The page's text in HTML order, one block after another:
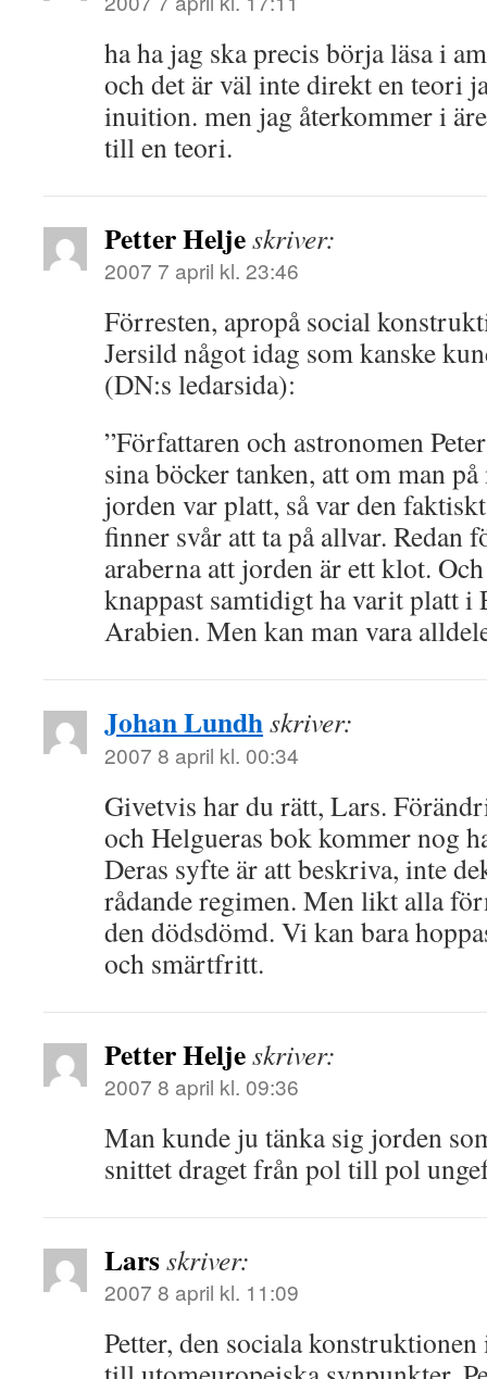
ha ha jag ska precis börja läsa i
och det är väl inte direkt en teori
inuition. men jag återkommer i
till en teori.
Petter Heljeskriver:
2007 7 april kl. 23:46
Förresten, apropå social
Jersild något idag som kanske
(DN:s ledarsida):
”Författaren och astronomen
sina böcker tanken, att om man
jorden var platt, så var den
finner svår att ta på allvar. Redan
araberna att jorden är ett klot.
knappast samtidigt ha varit platt i
Arabien. Men kan man vara
Johan Lundhskriver:
2007 8 april kl. 00:34
Givetvis har du rätt, Lars.
och Helgueras bok kommer nog
Deras syfte är att beskriva, inte
rådande regimen. Men likt alla
den dödsdömd. Vi kan bara
och smärtfritt.
Petter Heljeskriver:
2007 8 april kl. 09:36
Man kunde ju tänka sig jorden
snittet draget från pol till pol
Larsskriver:
2007 8 april kl. 11:09
Petter, den sociala